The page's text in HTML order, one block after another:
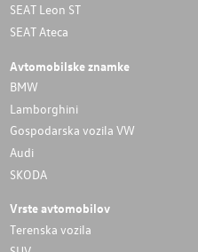
SEAT Leon ST
SEAT Ateca
Avtomobilske znamke
BMW
Lamborghini
Gospodarska vozila VW
Audi
SKODA
Vrste avtomobilov
Terenska vozila